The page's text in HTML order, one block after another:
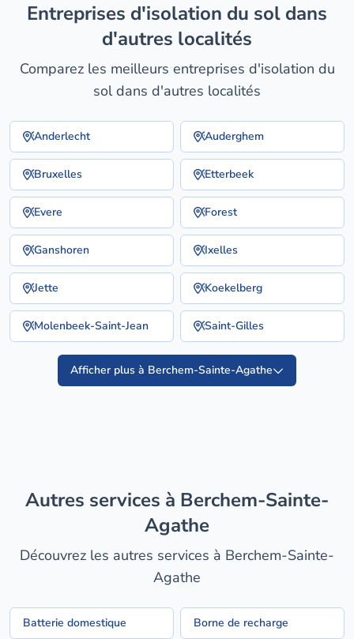
entreprises d'isolation du sol dans
d'autres localités
Comparez les meilleurs entreprises d'isolation du
sol dans d'autres localités
Anderlecht Auderghem
Bruxelles Etterbeek
Evere Forest
Ganshoren Ixelles
Jette Koekelberg
Molenbeek-Saint-Jean Saint-Gilles
Afficher plus à Berchem-Sainte-Agathe
Autres services à Berchem-Sainte-
Agathe
Découvrez les autres services à Berchem-Sainte-
Agathe
Batterie domestique Borne de recharge